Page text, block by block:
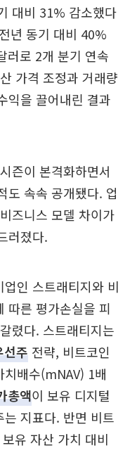
대비 31% 감소했다
년 동기 대비 40%
러로 2개 분기 연속
가격 조정과 거래량
익을 끌어내린 결과
즌이 본격화하면서
도 속속 공개됐다. 업
즈니스 모델 차이가
러졌다.
인 스트래티지와 비
따른 평가손실을 피
렸다. 스트래티지는
선주 전략, 비트코인
배수(mNAV) 1배
총액이 보유 디지털
지표다. 반면 비트
유 자산 가치 대비